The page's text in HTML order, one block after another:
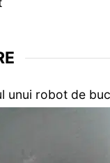
unui robot de